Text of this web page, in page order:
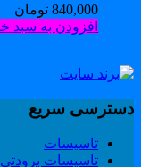
840,000 تومان
افزودن به سبد
سریع
تاسیسات
تاسیسات برودتی